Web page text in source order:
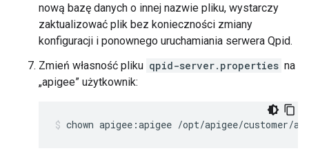
nową bazę danych o innej nazwie pliku, wystarczy
zaktualizować plik bez konieczności zmiany
konfiguracji i ponownego uruchamiania serwera Qpid.
Zmień własność pliku qpid-server.properties na
„apigee” użytkownik:
chown apigee:apigee /opt/apigee/customer/